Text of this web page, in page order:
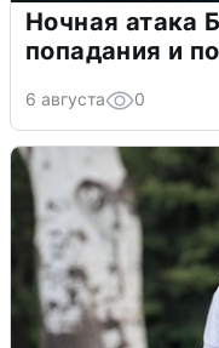
Ночная атака
попадания и
6 августа 0